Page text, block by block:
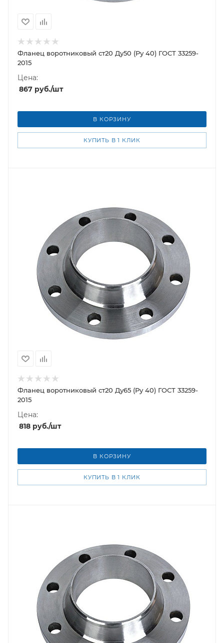
Фланец воротниковый ст20 Ду50 (Ру 40) ГОСТ 33259-
2015
Цена:
867 руб./шт
В КОРЗИНУ
КУПИТЬ В 1 КЛИК
Фланец воротниковый ст20 Ду65 (Ру 40) ГОСТ 33259-
2015
Цена:
818 руб./шт
В КОРЗИНУ
КУПИТЬ В 1 КЛИК